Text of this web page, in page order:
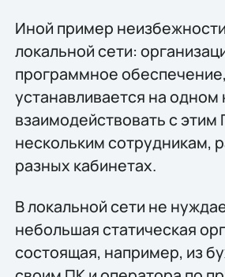
Иной пример
локальной сети:
программное
устанавливается на
взаимодействовать с
нескольким сотрудникам,
разных кабинетах.
В локальной сети не
небольшая статическая
состоящая, например, из